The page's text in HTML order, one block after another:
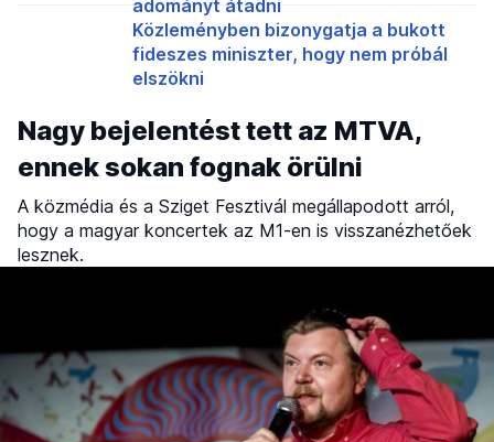
adományt átadni
Közleményben bizonygatja a bukott
fideszes miniszter, hogy nem próbál
elszökni
Nagy bejelentést tett az MTVA,
ennek sokan fognak örülni
A közmédia és a Sziget Fesztivál megállapodott arról,
hogy a magyar koncertek az M1-en is visszanézhetőek
lesznek.